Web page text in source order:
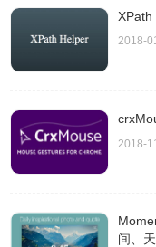
XPath
2018-
2018-
间、